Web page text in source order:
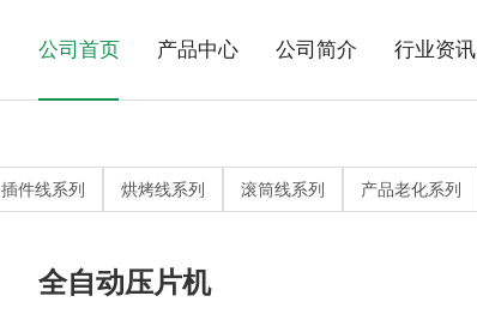
公司首页 产品中心
流水线系列 >
非标自动化 >
公司简介 行业资讯
常见问题 >
网站地图 >
插件线系列 烘烤线系列 滚筒线系列 产品老化系列
全自动压片机